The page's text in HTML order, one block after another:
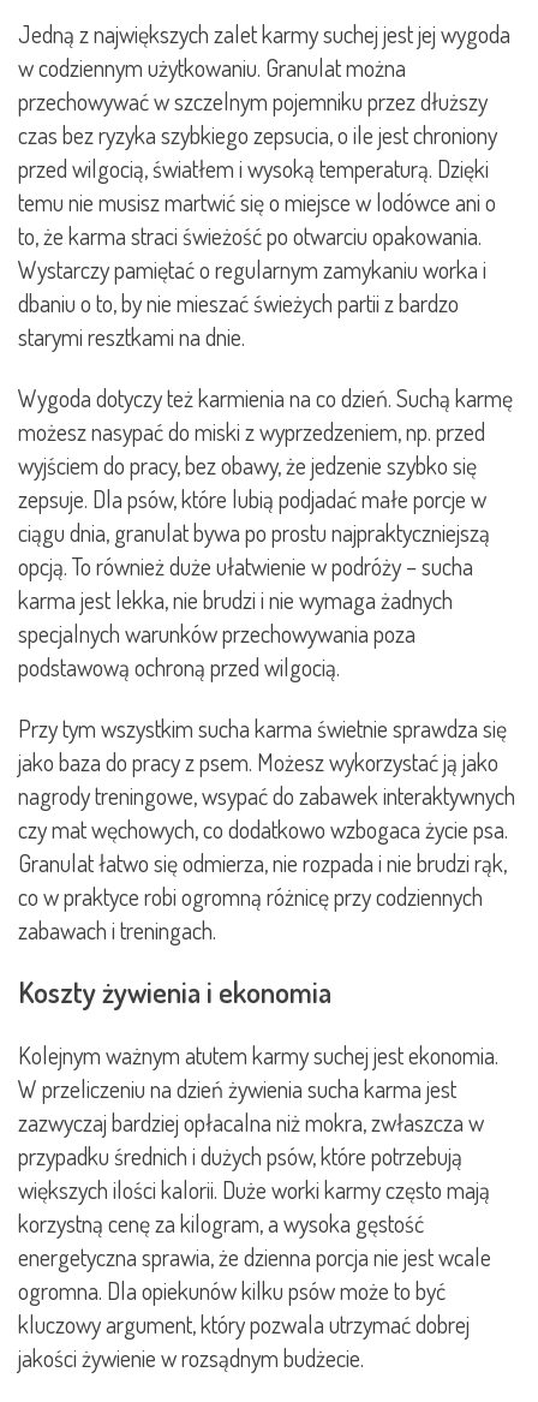
Jedną z największych zalet karmy suchej jest jej wygoda
w codziennym użytkowaniu. Granulat można
przechowywać w szczelnym pojemniku przez dłuższy
czas bez ryzyka szybkiego zepsucia, o ile jest chroniony
przed wilgocią, światłem i wysoką temperaturą. Dzięki
temu nie musisz martwić się o miejsce w lodówce ani o
to, że karma straci świeżość po otwarciu opakowania.
Wystarczy pamiętać o regularnym zamykaniu worka i
dbaniu o to, by nie mieszać świeżych partii z bardzo
starymi resztkami na dnie.
Wygoda dotyczy też karmienia na co dzień. Suchą karmę
możesz nasypać do miski z wyprzedzeniem, np. przed
wyjściem do pracy, bez obawy, że jedzenie szybko się
zepsuje. Dla psów, które lubią podjadać małe porcje w
ciągu dnia, granulat bywa po prostu najpraktyczniejszą
opcją. To również duże ułatwienie w podróży – sucha
karma jest lekka, nie brudzi i nie wymaga żadnych
specjalnych warunków przechowywania poza
podstawową ochroną przed wilgocią.
Przy tym wszystkim sucha karma świetnie sprawdza się
jako baza do pracy z psem. Możesz wykorzystać ją jako
nagrody treningowe, wsypać do zabawek interaktywnych
czy mat węchowych, co dodatkowo wzbogaca życie psa.
Granulat łatwo się odmierza, nie rozpada i nie brudzi rąk,
co w praktyce robi ogromną różnicę przy codziennych
zabawach i treningach.
Koszty żywienia i ekonomia
Kolejnym ważnym atutem karmy suchej jest ekonomia.
W przeliczeniu na dzień żywienia sucha karma jest
zazwyczaj bardziej opłacalna niż mokra, zwłaszcza w
przypadku średnich i dużych psów, które potrzebują
większych ilości kalorii. Duże worki karmy często mają
korzystną cenę za kilogram, a wysoka gęstość
energetyczna sprawia, że dzienna porcja nie jest wcale
ogromna. Dla opiekunów kilku psów może to być
kluczowy argument, który pozwala utrzymać dobrej
jakości żywienie w rozsądnym budżecie.